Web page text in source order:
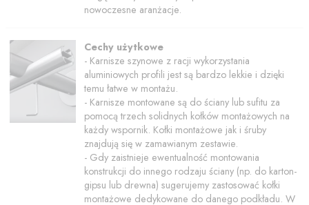
nowoczesne aranżacje.
Cechy użytkowe
- Karnisze szynowe z racji wykorzystania
aluminiowych profili jest są bardzo lekkie i dzięki
temu łatwe w montażu.
- Karnisze montowane są do ściany lub sufitu za
pomocą trzech solidnych kołków montażowych na
każdy wspornik. Kołki montażowe jak i śruby
znajdują się w zamawianym zestawie.
- Gdy zaistnieje ewentualność montowania
konstrukcji do innego rodzaju ściany (np. do karton-
gipsu lub drewna) sugerujemy zastosować kołki
montażowe dedykowane do danego podkładu. W